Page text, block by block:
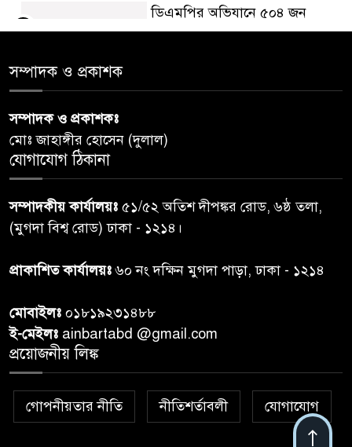
ডিএমপির অভিযানে ৫০৪ জন
গ্রেপ্তার, মামলা ৩৫
৬
কুলাউড়া সীমান্তে বিএসএফের
৭
বগুড়ায় প্রাইভেটকারের ধাক্কায়
৮
টাওয়াজ শোনা যায়: স্বরাষ্ট্রমন্ত্রী
৯
১০
সম্পাদক ও প্রকাশক
সম্পাদক ও প্রকাশকঃ
মোঃ জাহাঙ্গীর হোসেন (দুলাল)
যোগাযোগ ঠিকানা
সম্পাদকীয় কার্যালয়ঃ ৫১/৫২ অতিশ দীপঙ্কর রোড, ৬ষ্ঠ তলা,
(মুগদা বিশ্ব রোড) ঢাকা - ১২১৪।
প্রাকাশিত কার্যালয়ঃ৬০ নং দক্ষিন মুগদা পাড়া, ঢাকা - ১২১৪
মোবাইলঃ ০১৮১৯২৩১৪৮৮
ই-মেইলঃ ainbartabd @gmail.com
প্রয়োজনীয় লিঙ্ক
গোপনীয়তার নীতি নীতিশর্তাবলী যোগাযোগ